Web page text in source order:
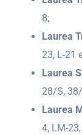
8;
Laurea
23, L-21
Laurea
28/S,
Laurea
4, LM-